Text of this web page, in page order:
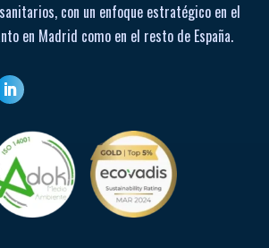
con un enfoque estratégico en el
en Madrid como en el resto de España.